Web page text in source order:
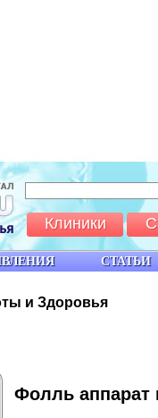
и Здоровья
Фолль аппарат
СТАТЬИ
Клиники